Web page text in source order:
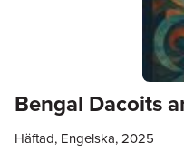
Bengal Dacoits
Häftad, Engelska, 2025